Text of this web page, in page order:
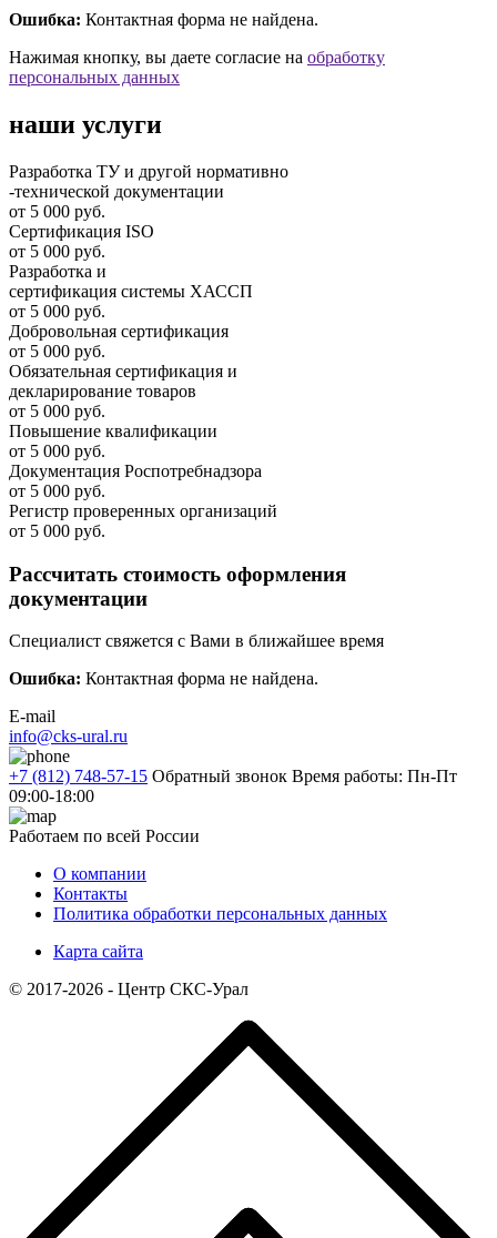
Ошибка: Контактная форма не найдена.
Нажимая кнопку, вы даете согласие на обработку
персональных данных
наши услуги
Разработка ТУ и другой нормативно
-технической документации
от 5 000 руб.
Сертификация ISO
от 5 000 руб.
Разработка и
cертификация системы ХАССП
от 5 000 руб.
Добровольная сертификация
от 5 000 руб.
Обязательная сертификация и
декларирование товаров
от 5 000 руб.
Повышение квалификации
от 5 000 руб.
Документация Роспотребнадзора
от 5 000 руб.
Регистр проверенных организаций
от 5 000 руб.
Рассчитать стоимость оформления
документации
Специалист свяжется с Вами в ближайшее время
Ошибка: Контактная форма не найдена.
E-mail
info@cks-ural.ru
+7 (812) 748-57-15 Обратный звонок Время работы: Пн-Пт
09:00-18:00
Работаем по всей России
О компании
Контакты
Политика обработки персональных данных
Карта сайта
© 2017-2026 - Центр СКС-Урал